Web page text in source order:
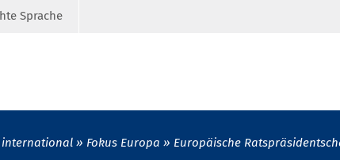
Sprache
Fokus Europa Europäische